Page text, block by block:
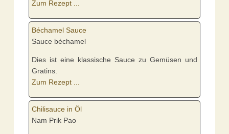
Zum Rezept ...
Béchamel Sauce
Sauce béchamel
Dies ist eine klassische Sauce zu Gemüsen und
Gratins.
Zum Rezept ...
Chilisauce in Öl
Nam Prik Pao